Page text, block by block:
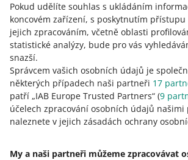
Pokud udělíte souhlas s ukládáním
koncovém zařízení, s poskytnutím přístupu
jejich zpracováním, včetně oblasti
statistické analýzy, bude pro vás
snazší.
Správcem vašich osobních údajů je
některých případech naši partneři 17
patří „IAB Europe Trusted Partners“ (9
účelech zpracování osobních údajů našimi
naleznete v jejich zásadách ochrany
My a naši partneři můžeme zpracovávat
velké množství cenné zpětné vazby. Na
jsme připravili aktualizovanou verzi,
vyhovovat potřebám prodejců.
Kvalita mého prodeje: na záložce Nové
zobrazujeme neúplné údaje pro jednu z
6. května 2026 v 15:46
V metrice Včasné odpovědi zatím
které vám kupující položili pomocí